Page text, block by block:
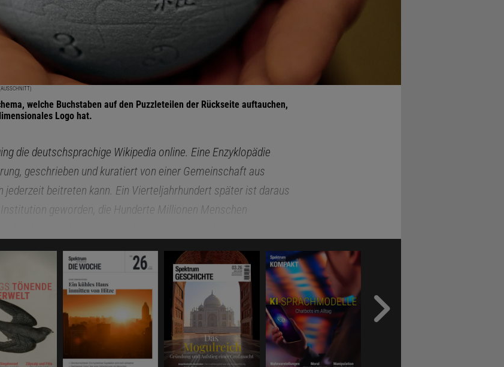
welche Buchstaben auf den Puzzleteilen der Rückseite auftauchen,
Logo hat.
die deutschsprachige Wikipedia online. Eine Enzyklopädie
geschrieben und kuratiert von einer Gemeinschaft aus
jederzeit beitreten kann. Ein Vierteljahrhundert später ist daraus
geworden, die Hunderte Millionen Menschen
Garád, Geschäftsführerin von Wikimedia Österreich, wie
Wikipedia steht. Und wie die Idee der
und unabhängigen Wissensdatenbank in der Zeit von KI,
Konflikten bestehen kann.
heute anders als beim Start von Wikipedia?
geworden. Am Anfang waren die Vereine komplett